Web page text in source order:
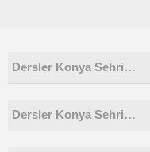
Dersler Konya Sehri…
Dersler Konya Sehri…